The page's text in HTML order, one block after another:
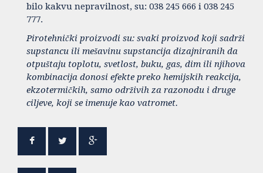
bilo kakvu nepravilnost, su: 038 245 666 i 038 245
777.
Pirotehnički proizvodi su: svaki proizvod koji sadrži
supstancu ili mešavinu supstancija dizajniranih da
otpuštaju toplotu, svetlost, buku, gas, dim ili njihova
kombinacija donosi efekte preko hemijskih reakcija,
ekzotermičkih, samo održivih za razonodu i druge
ciljeve, koji se imenuje kao vatromet.